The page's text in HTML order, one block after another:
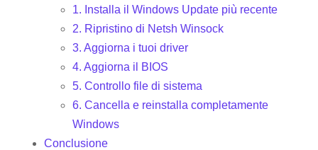
1. Installa il Windows Update più recente
2. Ripristino di Netsh Winsock
3. Aggiorna i tuoi driver
4. Aggiorna il BIOS
5. Controllo file di sistema
6. Cancella e reinstalla completamente
Windows
Conclusione